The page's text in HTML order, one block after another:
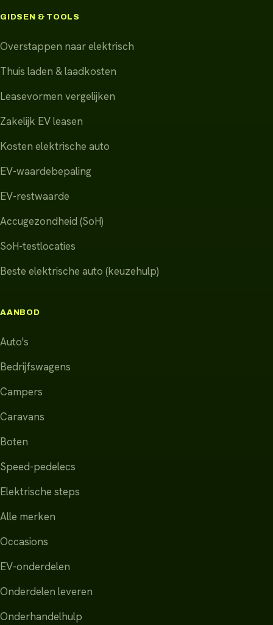
GIDSEN & TOOLS
Overstappen naar elektrisch
Thuis laden & laadkosten
Leasevormen vergelijken
Zakelijk EV leasen
Kosten elektrische auto
EV-waardebepaling
EV-restwaarde
Accugezondheid (SoH)
SoH-testlocaties
Beste elektrische auto (keuzehulp)
AANBOD
Auto's
Bedrijfswagens
Campers
Caravans
Boten
Speed-pedelecs
Elektrische steps
Alle merken
Occasions
EV-onderdelen
Onderdelen leveren
Onderhandelhulp